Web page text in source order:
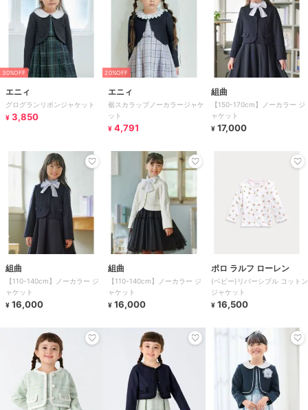
30%OFF
エニィ
グログランリボンジャケット
¥ 3,850
20%OFF
エニィ
裾スカラップノーカラージャケ
ット
¥ 4,791
組曲
【150-170cm】ノーカラー ジ
ャケット
¥ 17,000
組曲
【110-140cm】ノーカラー ジ
ャケット
¥ 16,000
組曲
【110-140cm】ノーカラー ジ
ャケット
¥ 16,000
ポロ ラルフ ローレン
(ベビー)リバーシブル コットン
ジャケット
¥ 16,500